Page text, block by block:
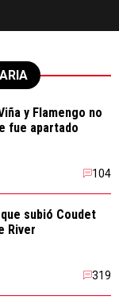
y Flamengo no
fue apartado
104
subió Coudet
River
319